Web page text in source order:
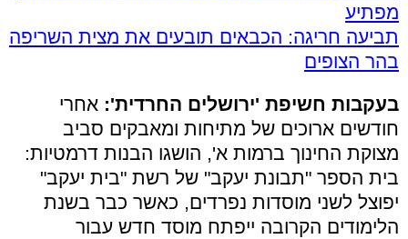
מפתיע
תביעה חריגה: הכבאים תובעים את מצית השריפה
בהר הצופים
בעקבות חשיפת 'ירושלים החרדית': אחרי
חודשים ארוכים של מתיחות ומאבקים סביב
מצוקת החינוך ברמות א', הושגו הבנות דרמטיות:
בית הספר "תבונת יעקב" של רשת "בית יעקב"
יפוצל לשני מוסדות נפרדים, כאשר כבר בשנת
הלימודים הקרובה ייפתח מוסד חדש עבור